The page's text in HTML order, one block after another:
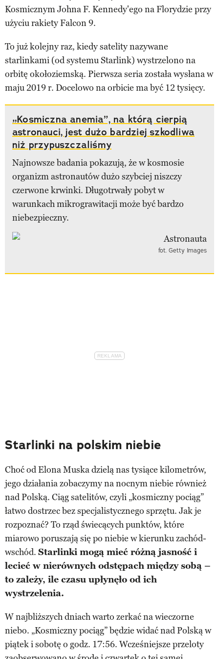
Kosmicznym Johna F. Kennedy'ego na Florydzie przy
użyciu rakiety Falcon 9.
To już kolejny raz, kiedy satelity nazywane
starlinkami (od systemu Starlink) wystrzelono na
orbitę okołoziemską. Pierwsza seria została wysłana w
maju 2019 r. Docelowo na orbicie ma być 12 tysięcy.
„Kosmiczna anemia”, na którą cierpią
astronauci, jest dużo bardziej szkodliwa
niż przypuszczaliśmy
Najnowsze badania pokazują, że w kosmosie
organizm astronautów dużo szybciej niszczy
czerwone krwinki. Długotrwały pobyt w
warunkach mikrograwitacji może być bardzo
niebezpieczny.
fot. Getty Images
Starlinki na polskim niebie
Choć od Elona Muska dzielą nas tysiące kilometrów,
jego działania zobaczymy na nocnym niebie również
nad Polską. Ciąg satelitów, czyli „kosmiczny pociąg”
łatwo dostrzec bez specjalistycznego sprzętu. Jak je
rozpoznać? To rząd świecących punktów, które
miarowo poruszają się po niebie w kierunku zachód-
wschód. Starlinki mogą mieć różną jasność i
lecieć w nierównych odstępach między sobą –
to zależy, ile czasu upłynęło od ich
wystrzelenia.
W najbliższych dniach warto zerkać na wieczorne
niebo. „Kosmiczny pociąg” będzie widać nad Polską w
piątek i sobotę o godz. 17:56. Wcześniejsze przeloty